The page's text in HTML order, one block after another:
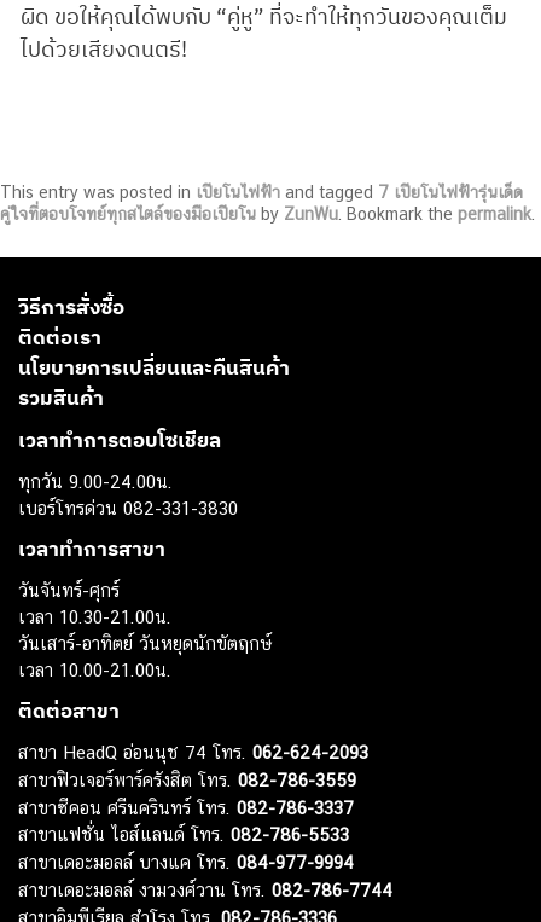
ผิด ขอให้คุณได้พบกับ “คู่หู” ที่จะทำให้ทุกวันของคุณเต็ม
ไปด้วยเสียงดนตรี!
This entry was posted in เปียโนไฟฟ้า and tagged 7 เปียโนไฟฟ้ารุ่นเด็ด
คู่ใจที่ตอบโจทย์ทุกสไตล์ของมือเปียโน by ZunWu . Bookmark the permalink
วิธีการสั่งซื้อ
ติดต่อเรา
นโยบายการเปลี่ยนและคืนสินค้า
รวมสินค้า
เวลาทำการตอบโซเชียล
ทุกวัน 9.00-24.00น.
เบอร์โทรด่วน 082-331-3830
เวลาทำการสาขา
วันจันทร์-ศุกร์
เวลา 10.30-21.00น.
วันเสาร์-อาทิตย์ วันหยุดนักขัตฤกษ์
เวลา 10.00-21.00น.
ติดต่อสาขา
สาขา HeadQ อ่อนนุช 74 โทร. 062-624-2093
สาขาฟิวเจอร์พาร์ครังสิต โทร. 082-786-3559
สาขาซีคอน ศรีนครินทร์ โทร. 082-786-3337
สาขาแฟชั่น ไอส์แลนด์ โทร. 082-786-5533
สาขาเดอะมอลล์ บางแค โทร. 084-977-9994
สาขาเดอะมอลล์ งามวงศ์วาน โทร. 082-786-7744
สาขาอิมพีเรียล สำโรง โทร. 082-786-3336